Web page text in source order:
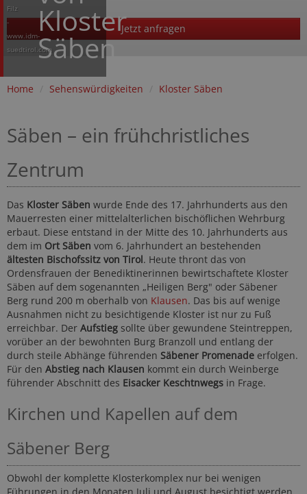
Kloster
Säben
Filz
-
www.idm-
suedtirol.com
Jetzt anfragen
Home / Sehenswürdigkeiten / Kloster Säben
Säben – ein frühchristliches
Zentrum
Das Kloster Säben wurde Ende des 17. Jahrhunderts aus den
Mauerresten einer mittelalterlichen bischöflichen Wehrburg
erbaut. Diese entstand in der Mitte des 10. Jahrhunderts aus
dem im Ort Säben vom 6. Jahrhundert an bestehenden
ältesten Bischofssitz von Tirol. Heute thront das von
Ordensfrauen der Benediktinerinnen bewirtschaftete Kloster
Säben auf dem sogenannten „Heiligen Berg" oder Säbener
Berg rund 200 m oberhalb von Klausen. Das bis auf wenige
Ausnahmen nicht zu besichtigende Kloster ist nur zu Fuß
erreichbar. Der Aufstieg sollte über gewundene Steintreppen,
vorüber an der bewohnten Burg Branzoll und entlang der
durch steile Abhänge führenden Säbener Promenade erfolgen.
Für den Abstieg nach Klausen kommt ein durch Weinberge
führender Abschnitt des Eisacker Keschtnwegs in Frage.
Kirchen und Kapellen auf dem
Säbener Berg
Obwohl der komplette Klosterkomplex nur bei wenigen